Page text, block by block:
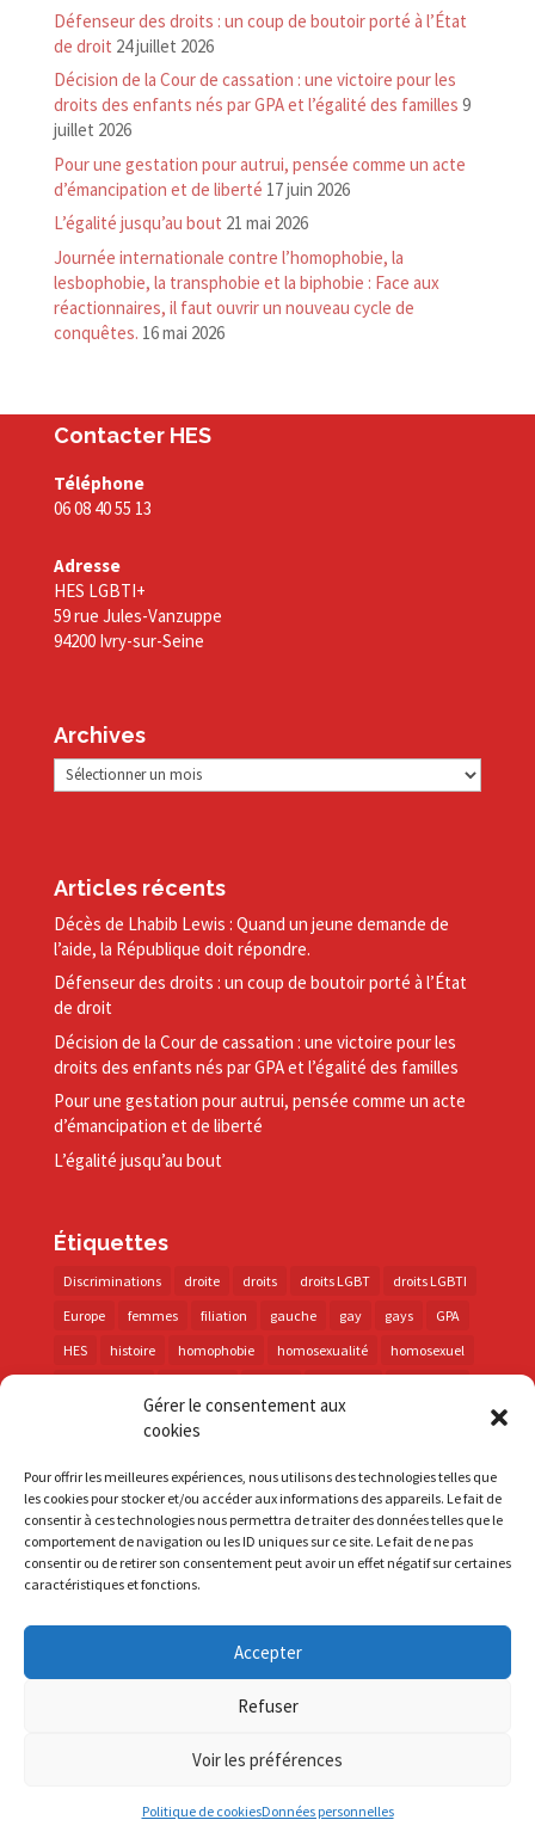
Gérer le consentement aux
cookies
Pour offrir les meilleures expériences, nous utilisons des technologies telles que
les cookies pour stocker et/ou accéder aux informations des appareils. Le fait de
consentir à ces technologies nous permettra de traiter des données telles que le
comportement de navigation ou les ID uniques sur ce site. Le fait de ne pas
consentir ou de retirer son consentement peut avoir un effet négatif sur certaines
caractéristiques et fonctions.
Accepter
Refuser
Voir les préférences
Politique de cookiesDonnées personnelles
Défenseur des droits : un coup de boutoir porté à l’État
de droit 24 juillet 2026
Décision de la Cour de cassation : une victoire pour les
droits des enfants nés par GPA et l’égalité des familles 9
juillet 2026
Pour une gestation pour autrui, pensée comme un acte
d’émancipation et de liberté 17 juin 2026
L’égalité jusqu’au bout 21 mai 2026
Journée internationale contre l’homophobie, la
lesbophobie, la transphobie et la biphobie : Face aux
réactionnaires, il faut ouvrir un nouveau cycle de
conquêtes. 16 mai 2026
Contacter HES
Téléphone
06 08 40 55 13
Adresse
HES LGBTI+
59 rue Jules-Vanzuppe
94200 Ivry-sur-Seine
Archives
Archives
Articles récents
Décès de Lhabib Lewis : Quand un jeune demande de
l’aide, la République doit répondre.
Défenseur des droits : un coup de boutoir porté à l’État
de droit
Décision de la Cour de cassation : une victoire pour les
droits des enfants nés par GPA et l’égalité des familles
Pour une gestation pour autrui, pensée comme un acte
d’émancipation et de liberté
L’égalité jusqu’au bout
Étiquettes
Discriminations droite droits droits LGBT
droits LGBTI
Europe
femmes filiation gauche gay gays
GPA
HES
histoire homophobie homosexualité
homosexuel
personnes trans
PMA police propositions
prévention
santé
sida trans transphobie UE
Union européenne
vih
violences visibilité élections